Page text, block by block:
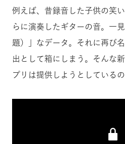
例えば、昔録音した子供の笑
らに演奏したギターの音。一
題）」なデータ。それに再び
出として箱にしまう。そんな
プリは提供しようとしている